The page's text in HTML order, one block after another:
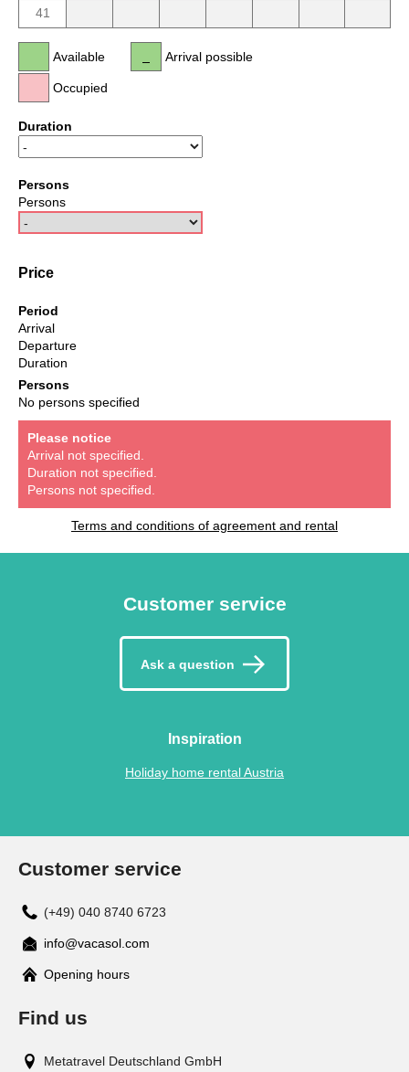
41
Available
Occupied
Arrival possible
Duration
Persons
Persons
Price
Period
Arrival
Departure
Duration
Persons
No persons specified
Please notice
Arrival not specified.
Duration not specified.
Persons not specified.
Terms and conditions of agreement and rental
Customer service
Ask a question
Inspiration
Holiday home rental Austria
Customer service
(+49) 040 8740 6723
info@vacasol.com
Opening hours
Find us
Metatravel Deutschland GmbH